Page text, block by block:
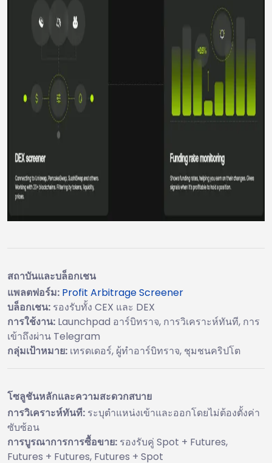
สถาบันและบล็อกเชน
แพลตฟอร์ม: Profit Arbitrage Screener
บล็อกเชน: รองรับทั้ง CEX และ DEX
การใช้งาน: Launchpad อาร์บิทราจ, การวิเคราะห์ทันที, การ
เข้าถึงผ่าน Telegram
กลุ่มเป้าหมาย: เทรดเดอร์, ผู้ทำอาร์บิทราจ, ชุมชนคริปโต
โซลูชันหลักและความสะดวกสบาย
การวิเคราะห์ทันที: ระบุตำแหน่งเข้าและออกโดยไม่ต้องตั้งค่า
ซับซ้อน
การบูรณาการการซื้อขาย: รองรับคู่ Spot + Futures,
Futures + Futures, Futures + Spot